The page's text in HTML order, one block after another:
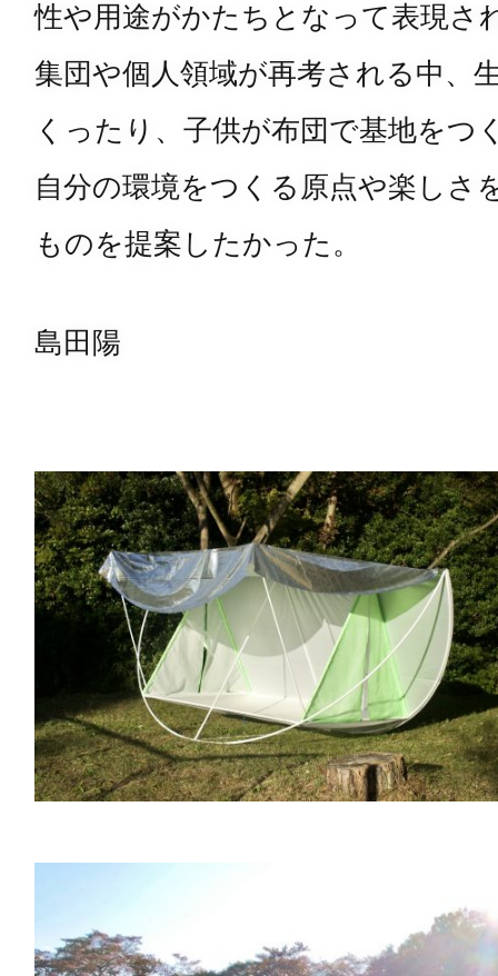
性や用途がかたちとなって表現さ
集団や個人領域が再考される中、
くったり、子供が布団で基地をつ
自分の環境をつくる原点や楽しさ
ものを提案したかった。
島田陽